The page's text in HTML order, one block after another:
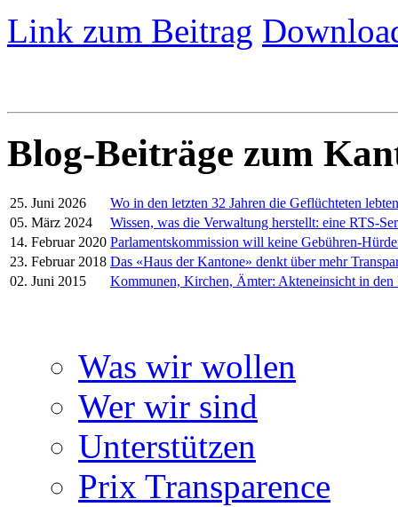
Link zum Beitrag
Blog-Beiträge zum
25. Juni 2026
Wo in den letzten 32 Jahren die Geflüchteten lebten
05. März 2024
Wissen, was die Verwaltung herstellt: eine RTS-
14. Februar 2020 Parlamentskommission will keine Gebühren-
23. Februar 2018 Das «Haus der Kantone» denkt über mehr
02. Juni 2015
Kommunen, Kirchen, Ämter: Akteneinsicht in den
Was wir wollen
Wer wir sind
Unterstützen
Prix Transparence